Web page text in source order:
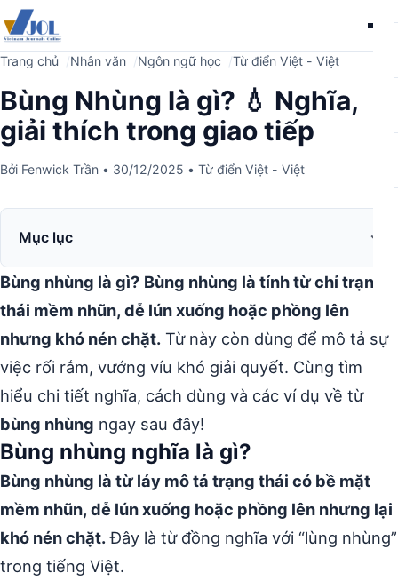
Trang chủ Nhân văn Ngôn ngữ học Từ điển Việt - Việt
Bùng Nhùng là gì? 💧 Nghĩa,
giải thích trong giao tiếp
Bởi Fenwick Trần • 30/12/2025 • Từ điển Việt - Việt
Mục lục
Bùng nhùng là gì? Bùng nhùng là tính từ chỉ trạng
thái mềm nhũn, dễ lún xuống hoặc phồng lên
nhưng khó nén chặt. Từ này còn dùng để mô tả sự
việc rối rắm, vướng víu khó giải quyết. Cùng tìm
hiểu chi tiết nghĩa, cách dùng và các ví dụ về từ
bùng nhùng ngay sau đây!
Bùng nhùng nghĩa là gì?
Bùng nhùng là từ láy mô tả trạng thái có bề mặt
mềm nhũn, dễ lún xuống hoặc phồng lên nhưng lại
khó nén chặt.Đây là từ đồng nghĩa với “lùng nhùng”
trong tiếng Việt.